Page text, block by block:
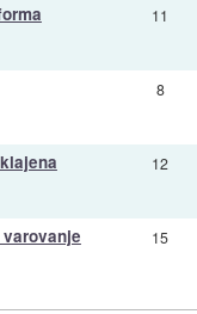
11
8
12
15